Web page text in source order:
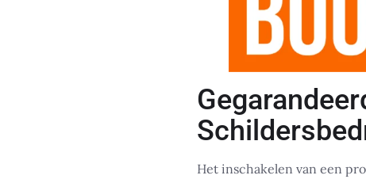
Het inschakelen van een